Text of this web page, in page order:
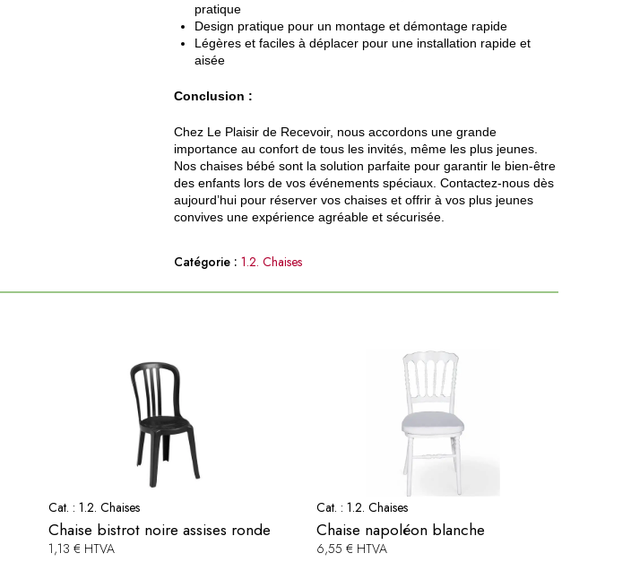
pratique
Design pratique pour un montage et démontage rapide
Légères et faciles à déplacer pour une installation rapide et
aisée
Conclusion :
Chez Le Plaisir de Recevoir, nous accordons une grande
importance au confort de tous les invités, même les plus jeunes.
Nos chaises bébé sont la solution parfaite pour garantir le bien-être
des enfants lors de vos événements spéciaux. Contactez-nous dès
aujourd’hui pour réserver vos chaises et offrir à vos plus jeunes
convives une expérience agréable et sécurisée.
Catégorie : 1.2. Chaises
Cat. : 1.2. Chaises
Chaise bistrot noire assises ronde
1,13 € HTVA
Cat. :1.2. Chaises
Chaise napoléon blanche
6,55 € HTVA